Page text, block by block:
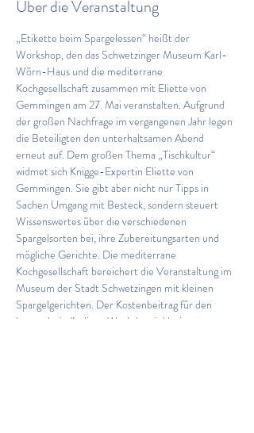
Über die Veranstaltung
„Etikette beim Spargelessen“ heißt der
Workshop, den das Schwetzinger Museum Karl-
Wörn-Haus und die mediterrane
Kochgesellschaft zusammen mit Eliette von
Gemmingen am 27. Mai veranstalten. Aufgrund
der großen Nachfrage im vergangenen Jahr legen
die Beteiligten den unterhaltsamen Abend
erneut auf. Dem großen Thema „Tischkultur“
widmet sich Knigge-Expertin Eliette von
Gemmingen. Sie gibt aber nicht nur Tipps in
Sachen Umgang mit Besteck, sondern steuert
Wissenswertes über die verschiedenen
Spargelsorten bei, ihre Zubereitungsarten und
mögliche Gerichte. Die mediterrane
Kochgesellschaft bereichert die Veranstaltung im
Museum der Stadt Schwetzingen mit kleinen
Spargelgerichten. Der Kostenbeitrag für den
knapp dreistündigen Workshop inklusive